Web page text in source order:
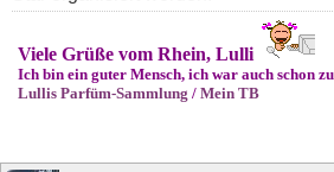
Viele Grüße vom Rhein, Lulli
Ich bin ein guter Mensch, ich war auch schon
Lullis Parfüm-Sammlung / Mein TB